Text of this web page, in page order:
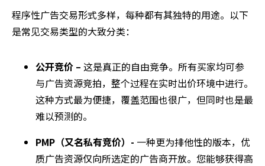
程序性广告交易形式多样，每种都有其独特的用途。以下
是常见交易类型的大致分类：
公开竞价 – 这是真正的自由竞争。所有买家均可参
与广告资源竞拍，整个过程在实时出价环境中进行。
这种方式最为便捷，覆盖范围也很广，但同时也是最
难以预测的。
PMP（又名私有竞价）- 一种更为排他性的版本，优
质广告资源仅向所选定的广告商开放。您能够获得高